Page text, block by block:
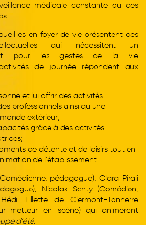
médicale constante ou des
en foyer de vie présentent des
qui nécessitent un
pour les gestes de la vie
de journée répondent aux
et lui offrir des activités
professionnels ainsi qu’une
extérieur;
grâce à des activités
de détente et de loisirs tout en
de l’établissement.
pédagogue), Clara Pirali
Nicolas Senty (Comédien,
Tillette de Clermont-Tonnerre
metteur en scène) qui animeront
d’été.